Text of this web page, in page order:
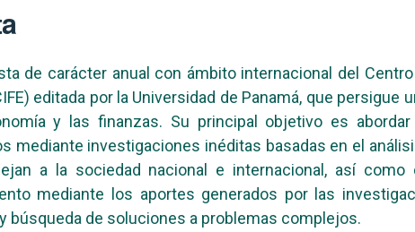
de carácter anual con ámbito internacional del
editada por la Universidad de Panamá, que persigue
y las finanzas. Su principal objetivo es
mediante investigaciones inéditas basadas en el
a la sociedad nacional e internacional, así
mediante los aportes generados por las
búsqueda de soluciones a problemas complejos.